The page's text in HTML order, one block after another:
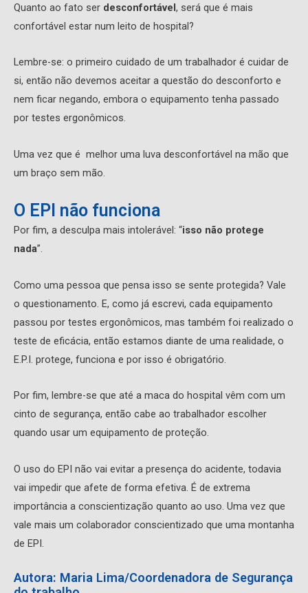
Quanto ao fato ser desconfortável, será que é mais
confortável estar num leito de hospital?
Lembre-se: o primeiro cuidado de um trabalhador é cuidar de
si, então não devemos aceitar a questão do desconforto e
nem ficar negando, embora o equipamento tenha passado
por testes ergonômicos.
Uma vez que é melhor uma luva desconfortável na mão que
um braço sem mão.
O EPI não funciona
Por fim, a desculpa mais intolerável: “isso não protege
nada”.
Como uma pessoa que pensa isso se sente protegida? Vale
o questionamento. E, como já escrevi, cada equipamento
passou por testes ergonômicos, mas também foi realizado o
teste de eficácia, então estamos diante de uma realidade, o
E.P.I. protege, funciona e por isso é obrigatório.
Por fim, lembre-se que até a maca do hospital vêm com um
cinto de segurança, então cabe ao trabalhador escolher
quando usar um equipamento de proteção.
O uso do EPI não vai evitar a presença do acidente, todavia
vai impedir que afete de forma efetiva. É de extrema
importância a conscientização quanto ao uso. Uma vez que
vale mais um colaborador conscientizado que uma montanha
de EPI.
Autora: Maria Lima/Coordenadora de Segurança